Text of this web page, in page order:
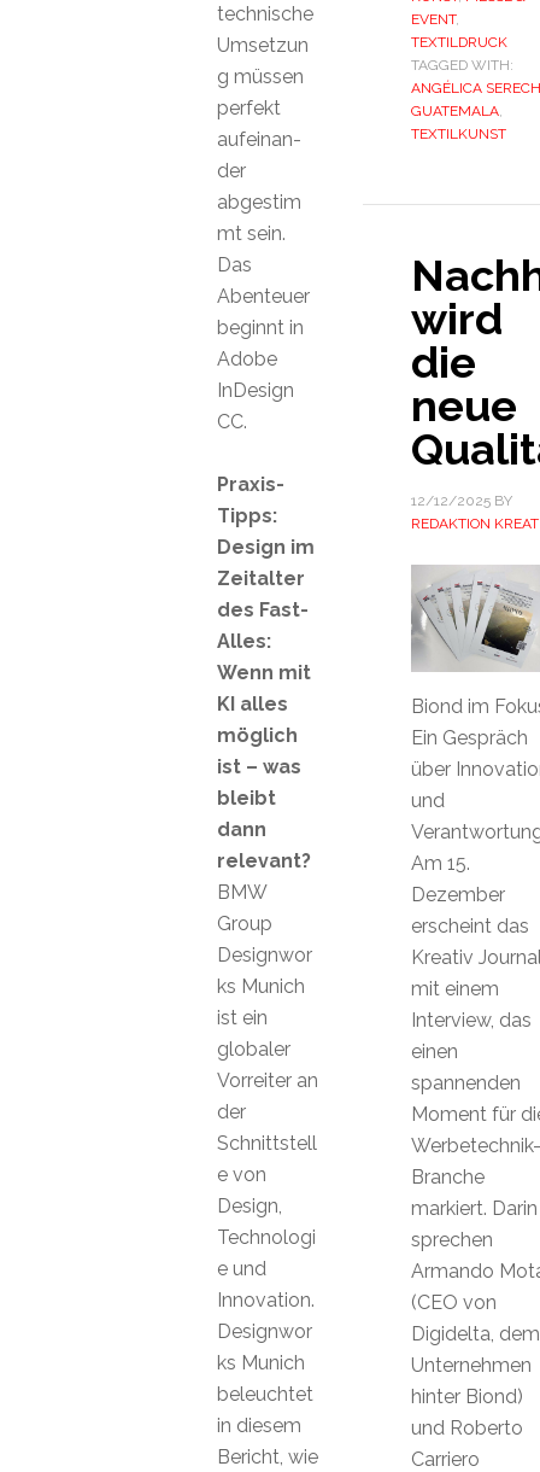
EVENT,
TEXTILDRUCK
TAGGED WITH:
ANGÉLICA SERECH
GUATEMALA,
TEXTILKUNST
wird
die
neue
12/12/2025BY
REDAKTION
Biond im
Ein Gespräch
über
und
Am 15.
Dezember
erscheint das
Kreativ
mit einem
Interview, das
einen
spannenden
Moment für
Werbetechnik-
Branche
markiert. Darin
sprechen
Armando
(CEO von
Digidelta, dem
Unternehmen
hinter Biond)
und Roberto
Carriero
technische
Umsetzun
g müssen
perfekt
aufeinan-
der
abgestim
mt sein.
Das
Abenteuer
beginnt in
Adobe
InDesign
CC.
Praxis-
Tipps:
Design im
Zeitalter
des Fast-
Alles:
Wenn mit
KI alles
möglich
ist – was
bleibt
dann
relevant?
BMW
Group
Designwor
ks Munich
ist ein
globaler
Vorreiter an
der
Schnittstell
e von
Design,
Technologi
e und
Innovation.
Designwor
ks Munich
beleuchtet
in diesem
Bericht, wie